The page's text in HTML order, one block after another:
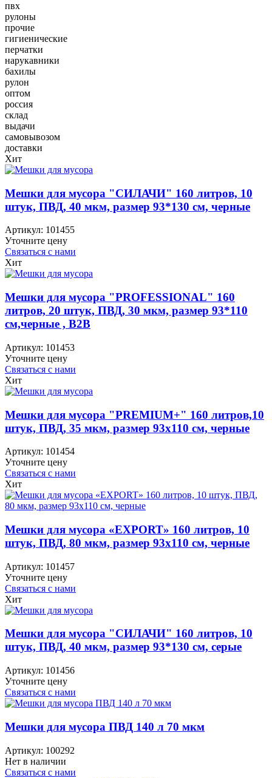
пвх
рулоны
прочие
гигиенические
перчатки
нарукавники
бахилы
рулон
оптом
россия
склад
выдачи
самовывозом
доставки
Хит
Мешки для мусора "СИЛАЧИ" 160 литров, 10
штук, ПВД, 40 мкм, размер 93*130 см, черные
Артикул: 101455
Уточните цену
Связаться с нами
Хит
Мешки для мусора "PROFESSIONAL" 160
литров, 20 штук, ПВД, 30 мкм, размер 93*110
см,черные , B2B
Артикул: 101453
Уточните цену
Связаться с нами
Хит
Мешки для мусора "PREMIUM+" 160 литров,10
штук, ПВД, 35 мкм, размер 93х110 см, черные
Артикул: 101454
Уточните цену
Связаться с нами
Хит
Мешки для мусора «EXPORT» 160 литров, 10
штук, ПВД, 80 мкм, размер 93х110 см, черные
Артикул: 101457
Уточните цену
Связаться с нами
Хит
Мешки для мусора "СИЛАЧИ" 160 литров, 10
штук, ПВД, 40 мкм, размер 93*130 см, серые
Артикул: 101456
Уточните цену
Связаться с нами
Мешки для мусора ПВД 140 л 70 мкм
Артикул: 100292
Нет в наличии
Связаться с нами